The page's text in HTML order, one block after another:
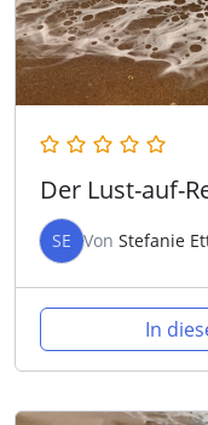
Der Lust-auf-
SE Von Stefanie
In